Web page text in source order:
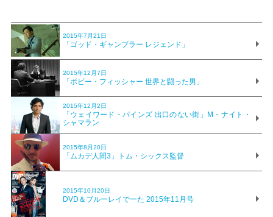
2015年7月21日
「ゴッド・ギャンブラー レジェンド」
2015年12月7日
「ボビー・フィッシャー 世界と闘った男」
2015年12月2日
「ウェイワード・パインズ 出口のない街」M・ナイト・
シャマラン
2015年8月20日
「ムカデ人間3」トム・シックス監督
2015年10月20日
DVD＆ブルーレイでーた 2015年11月号